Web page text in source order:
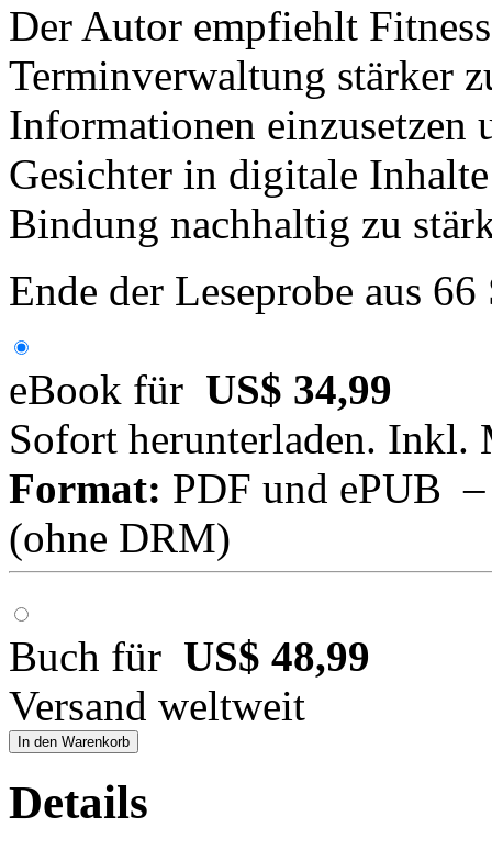
Der Autor empfiehlt
Terminverwaltung stärker
Informationen einzusetzen
Gesichter in digitale
Bindung nachhaltig zu
Ende der Leseprobe aus
eBook für US$ 34,99
Sofort herunterladen. Inkl.
Format: PDF und ePUB
(ohne DRM)
Buch für US$ 48,99
Versand weltweit
In den Warenkorb
Details